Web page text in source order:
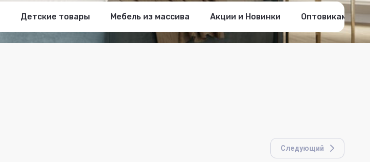
Детские товары Мебель из массива Акции и Новинки Оптовикам
Следующий